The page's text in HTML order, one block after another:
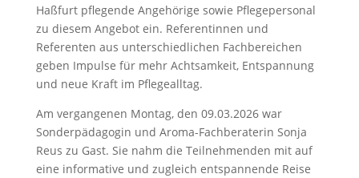
Haßfurt pflegende Angehörige sowie Pflegepersonal
zu diesem Angebot ein. Referentinnen und
Referenten aus unterschiedlichen Fachbereichen
geben Impulse für mehr Achtsamkeit, Entspannung
und neue Kraft im Pflegealltag.
Am vergangenen Montag, den 09.03.2026 war
Sonderpädagogin und Aroma-Fachberaterin Sonja
Reus zu Gast. Sie nahm die Teilnehmenden mit auf
eine informative und zugleich entspannende Reise